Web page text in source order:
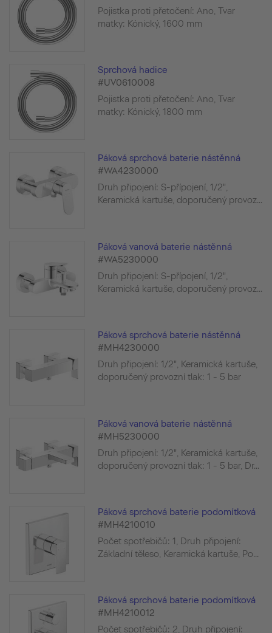
Pojistka proti přetočení: Ano, Tvar
matky: Kónický, 1600 mm
Sprchová hadice
#UV0610008
Pojistka proti přetočení: Ano, Tvar
matky: Kónický, 1800 mm
Páková sprchová baterie nástěnná
#WA4230000
Druh připojení: S-přípojení, 1/2",
Keramická kartuše, doporučený provoz...
Páková vanová baterie nástěnná
#WA5230000
Druh připojení: S-přípojení, 1/2",
Keramická kartuše, doporučený provoz...
Páková sprchová baterie nástěnná
#MH4230000
Druh připojení: 1/2", Keramická kartuše,
doporučený provozní tlak: 1 - 5 bar
Páková vanová baterie nástěnná
#MH5230000
Druh připojení: 1/2", Keramická kartuše,
doporučený provozní tlak: 1 - 5 bar, Dr...
Páková sprchová baterie podomítková
#MH4210010
Počet spotřebičů: 1, Druh připojení:
Základní těleso, Keramická kartuše, Po...
Páková sprchová baterie podomítková
#MH4210012
Počet spotřebičů: 2, Druh připojení: